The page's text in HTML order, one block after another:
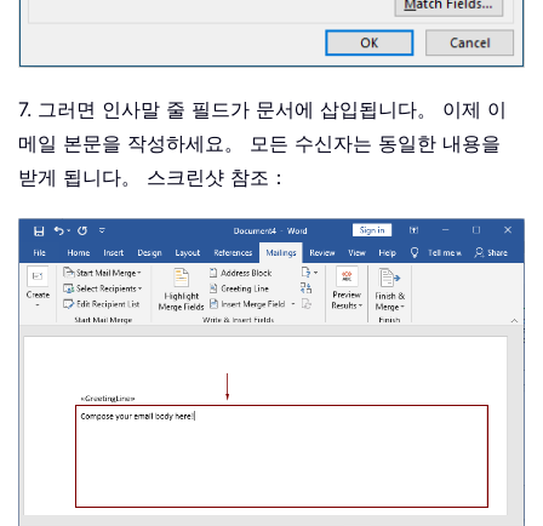
7. 그러면 인사말 줄 필드가 문서에 삽입됩니다。 이제 이
메일 본문을 작성하세요。 모든 수신자는 동일한 내용을
받게 됩니다。 스크린샷 참조：